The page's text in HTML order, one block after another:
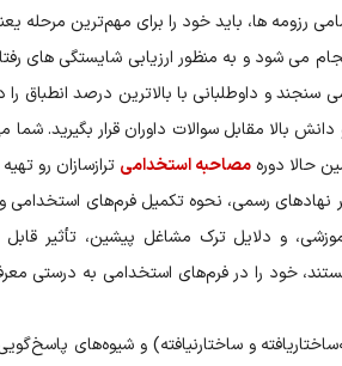
رزومه ها، باید خود را برای مهم‌ترین مرحله
می شود و به منظور ارزیابی شایستگی های
و داوطلبانی با بالاترین درصد انطباق
بالا مقابل سوالات داوران قرار بگیرید.
حالا دوره مصاحبه استخدامی ترازسازان رو
رسمی، نحوه تکمیل فرم‌های
و دلایل ترک مشاغل پیشین، تأثیر
خود را در فرم‌های استخدامی به درستی
و ساختارنیافته) و شیوه‌های